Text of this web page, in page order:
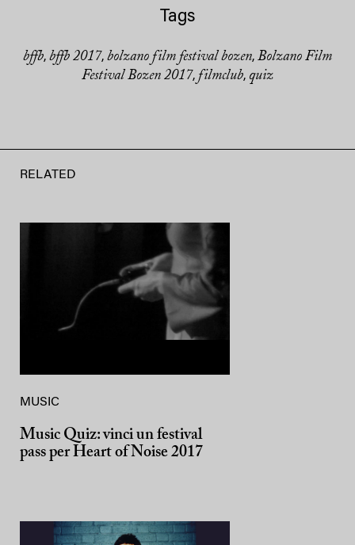
Tags
bffb, bffb 2017, bolzano film festival bozen, Bolzano Film
Festival Bozen 2017, filmclub, quiz
RELATED
MUSIC
Music Quiz: vinci un festival
pass per Heart of Noise 2017